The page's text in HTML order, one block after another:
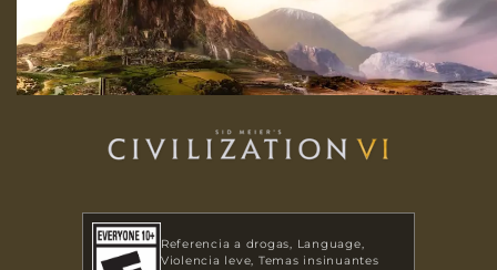
Referencia a drogas
Language
Violencia leve Temas insinuantes